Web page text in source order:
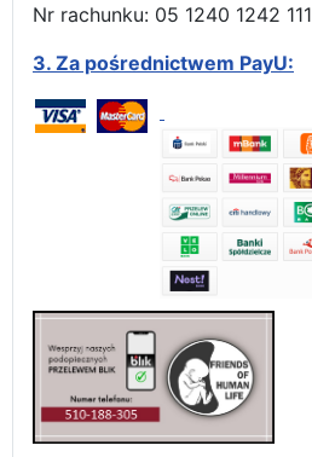
Nr rachunku: 05 1240 1242
3. Za pośrednictwem PayU: